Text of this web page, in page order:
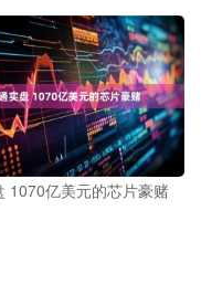
1070亿美元的芯片豪赌